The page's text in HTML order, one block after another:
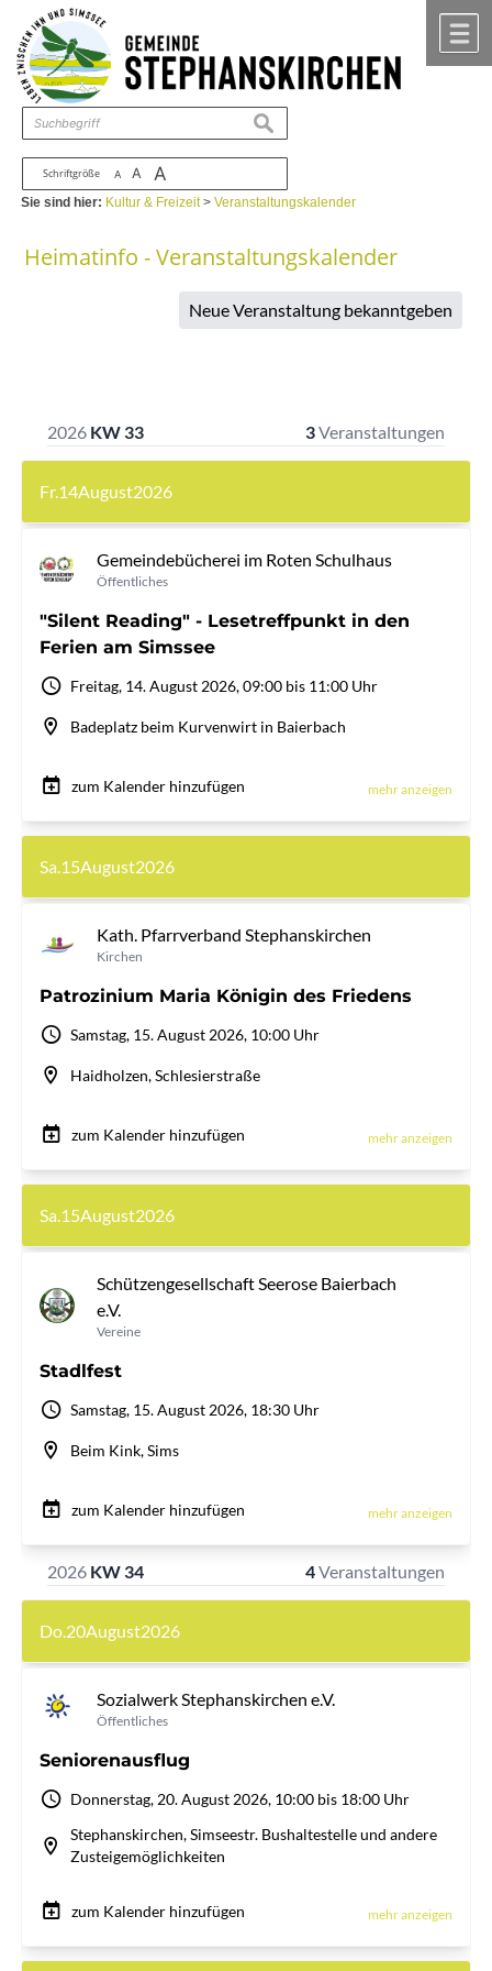
Zum Inhalt ,zur Navigation
Schriftgröße A A A
suchen
Sie sind hier: Kultur & Freizeit>Veranstaltungskalender
Heimatinfo - Veranstaltungskalender